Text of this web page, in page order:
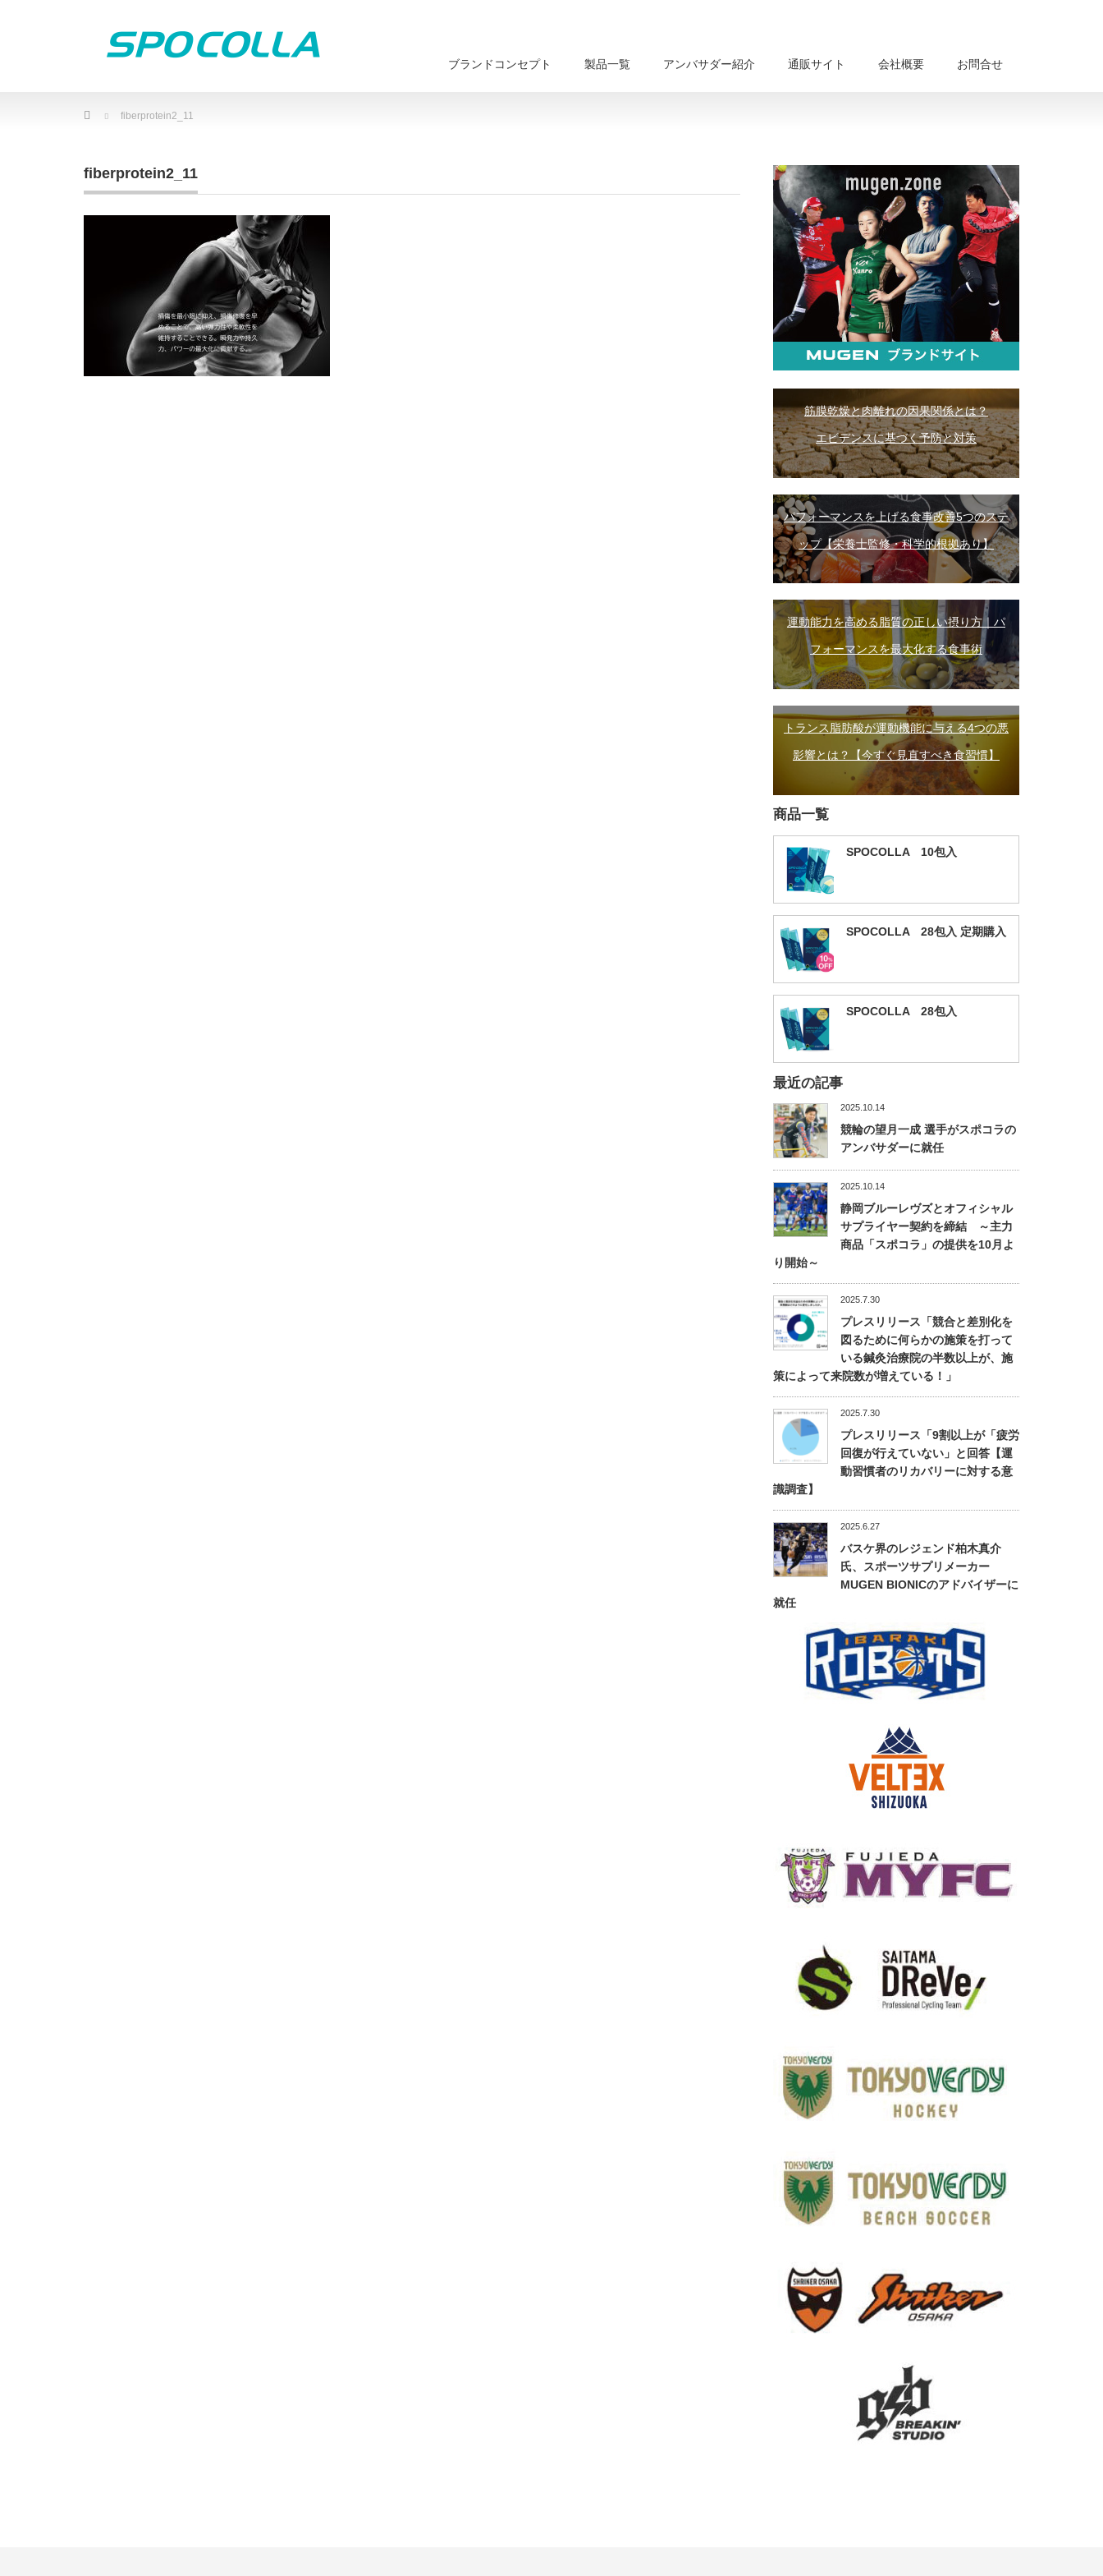
ブランドコンセプト 製品一覧 アンバサダー紹介 通販サイト 会社概要 お問合せ
Home fiberprotein2_11
fiberprotein2_11
筋膜乾燥と肉離れの因果関係とは？
エビデンスに基づく予防と対策
パフォーマンスを上げる食事改善5つのステ
ップ【栄養士監修・科学的根拠あり】
運動能力を高める脂質の正しい摂り方｜パ
フォーマンスを最大化する食事術
トランス脂肪酸が運動機能に与える4つの悪
影響とは？【今すぐ見直すべき食習慣】
商品一覧
SPOCOLLA 10包入
SPOCOLLA 28包入 定期購入
SPOCOLLA 28包入
最近の記事
2025.10.14
競輪の望月一成 選手がスポコラの
アンバサダーに就任
2025.10.14
静岡ブルーレヴズとオフィシャル
サプライヤー契約を締結 ～主力
商品「スポコラ」の提供を10月よ
り開始～
2025.7.30
プレスリリース「競合と差別化を
図るために何らかの施策を打って
いる鍼灸治療院の半数以上が、施
策によって来院数が増えている！」
2025.7.30
プレスリリース「9割以上が「疲労
回復が行えていない」と回答【運
動習慣者のリカバリーに対する意
識調査】
2025.6.27
バスケ界のレジェンド柏木真介
氏、スポーツサプリメーカー
MUGEN BIONICのアドバイザーに
就任